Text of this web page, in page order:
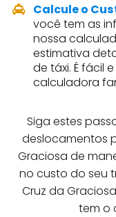
Calcule o
você tem as
nossa
estimativa
de táxi. É fácil
calculadora
Siga estes
deslocamentos
Graciosa de
no custo do seu
Cruz da
tem o